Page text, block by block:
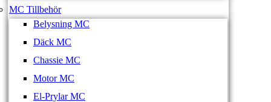
MC Tillbehör
Belysning MC
Däck MC
Chassie MC
Motor MC
El-Prylar MC